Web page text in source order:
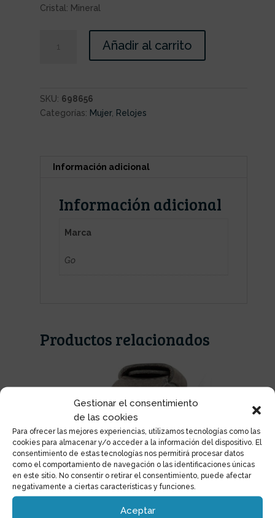
Gestionar el consentimiento
de las cookies
Para ofrecer las mejores experiencias, utilizamos tecnologías como las
cookies para almacenar y/o acceder a la información del dispositivo. El
consentimiento de estas tecnologías nos permitirá procesar datos
como el comportamiento de navegación o las identificaciones únicas
en este sitio. No consentir o retirar el consentimiento, puede afectar
negativamente a ciertas características y funciones.
Aceptar
Cristal: Mineral
Añadir al carrito
SKU: 698656
Categorías: Mujer, Relojes
Información adicional
Información adicional
Marca
Go
Productos relacionados